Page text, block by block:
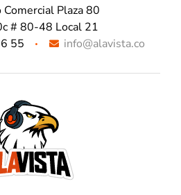
Comercial Plaza 80
# 80-48 Local 21
55
info@alavista.co